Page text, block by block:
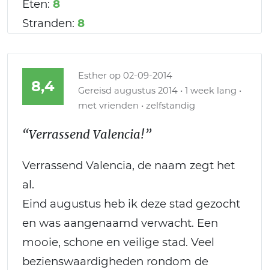
Eten: 8
Stranden: 8
8,4
Esther op 02-09-2014
Gereisd augustus 2014 • 1 week lang •
met vrienden • zelfstandig
“Verrassend Valencia!”
Verrassend Valencia, de naam zegt het
al.
Eind augustus heb ik deze stad gezocht
en was aangenaamd verwacht. Een
mooie, schone en veilige stad. Veel
bezienswaardigheden rondom de